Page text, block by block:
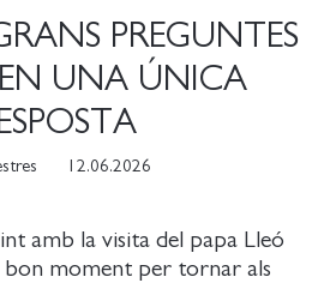
PREGUNTES
UNA ÚNICA
12.06.2026
amb la visita del papa Lleó
bon moment per tornar als